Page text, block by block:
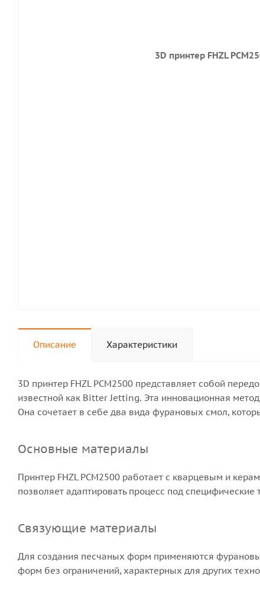
Описание Характеристики
3D принтер FHZL PCM2500 представляет собой
известной как Bitter Jetting. Эта инновационная
Она сочетает в себе два вида фурановых смол,
Основные материалы
Принтер FHZL PCM2500 работает с кварцевым и
позволяет адаптировать процесс под
Связующие материалы
Для создания песчаных форм применяются
форм без ограничений, характерных для других